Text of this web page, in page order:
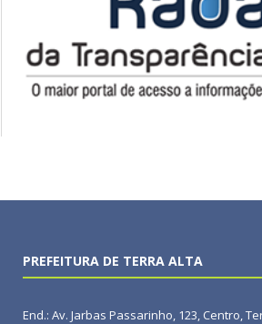
PREFEITURA DE TERRA ALTA
End.: Av. Jarbas Passarinho, 123, Centro,